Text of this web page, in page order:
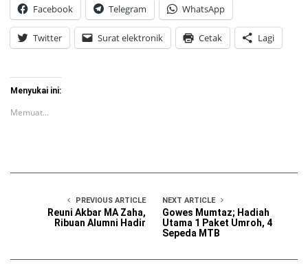
Facebook Telegram WhatsApp
Twitter Surat elektronik Cetak Lagi
Menyukai ini:
Memuat...
PREVIOUS ARTICLE
Reuni Akbar MA Zaha,
Ribuan Alumni Hadir
NEXT ARTICLE
Gowes Mumtaz; Hadiah
Utama 1 Paket Umroh, 4
Sepeda MTB